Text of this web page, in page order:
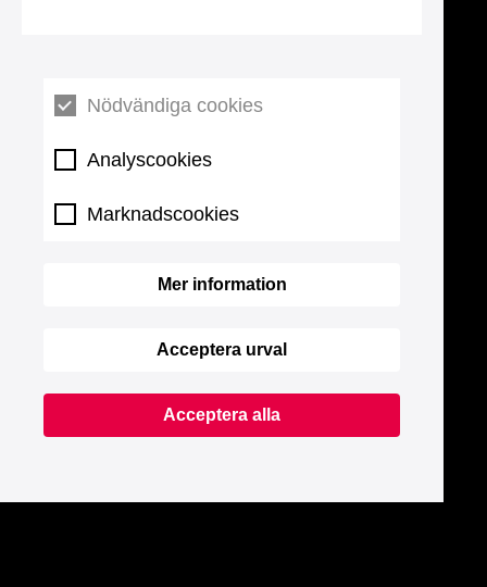
Nödvändiga cookies
Analyscookies
Marknadscookies
Mer information
Acceptera urval
Acceptera alla